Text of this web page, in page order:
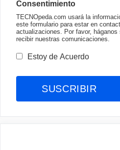
Consentimiento
TECNOpeda.com usará la
este formulario para estar en
actualizaciones. Por favor,
recibir nuestras comunicaciones.
Estoy de Acuerdo